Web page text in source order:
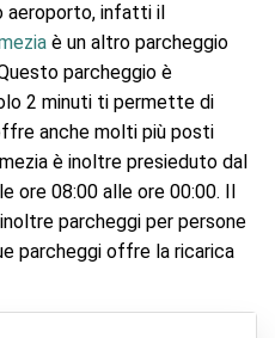
aeroporto, infatti il
è un altro parcheggio
parcheggio è
2 minuti ti permette di
anche molti più posti
è inoltre presieduto dal
ore 08:00 alle ore 00:00. Il
parcheggi per persone
parcheggi offre la ricarica